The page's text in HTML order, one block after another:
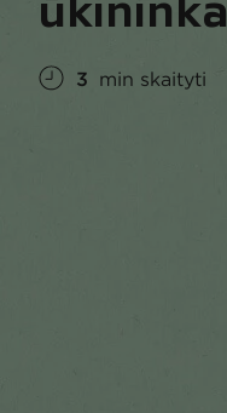
3 min skaityti